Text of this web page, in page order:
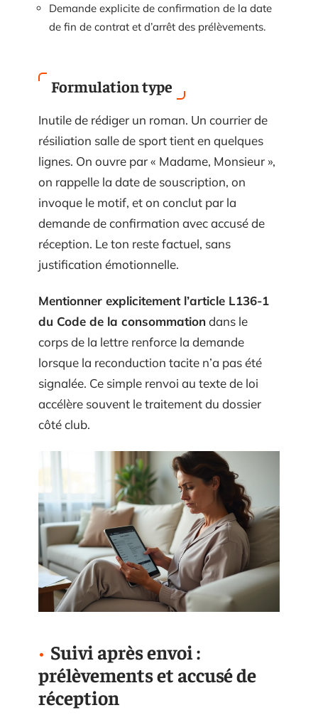
Demande explicite de confirmation de la date
de fin de contrat et d’arrêt des prélèvements.
Formulation type
Inutile de rédiger un roman. Un courrier de
résiliation salle de sport tient en quelques
lignes. On ouvre par « Madame, Monsieur »,
on rappelle la date de souscription, on
invoque le motif, et on conclut par la
demande de confirmation avec accusé de
réception. Le ton reste factuel, sans
justification émotionnelle.
Mentionner explicitement l’article L136-1
du Code de la consommationdans le
corps de la lettre renforce la demande
lorsque la reconduction tacite n’a pas été
signalée. Ce simple renvoi au texte de loi
accélère souvent le traitement du dossier
côté club.
Suivi après envoi :
prélèvements et accusé de
réception